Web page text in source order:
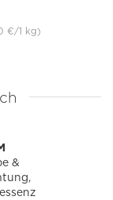
€/1 kg)
&